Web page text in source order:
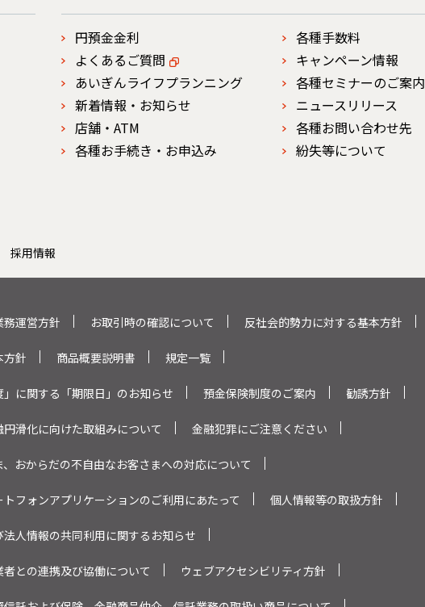
円預金金利
各種手数料
よくあるご質問
キャンペーン情報
あいぎんライフプランニング
各種セミナーのご案内
新着情報・お知らせ
ニュースリリース
店舗・ATM
各種お問い合わせ先
各種お手続き・お申込み
紛失等について
採用情報
務運営方針 お取引時の確認について 反社会的勢力に対する基本方針
方針 商品概要説明書 規定一覧
」に関する「期限日」のお知らせ 預金保険制度のご案内 勧誘方針
滑化に向けた取組みについて 金融犯罪にご注意ください
おからだの不自由なお客さまへの対応について
フォンアプリケーションのご利用にあたって 個人情報等の取扱方針
人情報の共同利用に関するお知らせ
との連携及び協働について ウェブアクセシビリティ方針